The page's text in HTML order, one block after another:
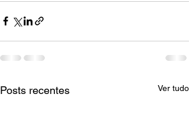
Posts recentes Ver tudo